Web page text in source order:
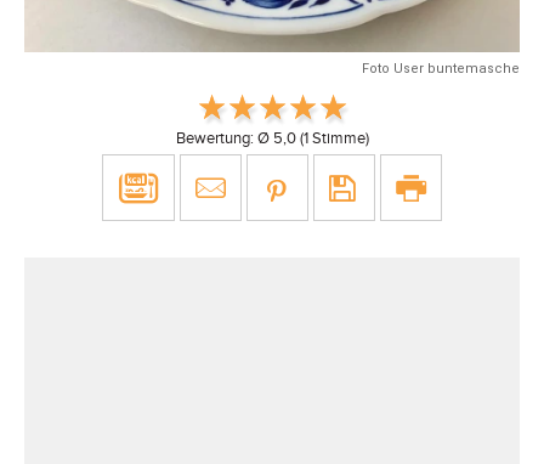
Foto User buntemasche
Bewertung: Ø 5,0(1Stimme)